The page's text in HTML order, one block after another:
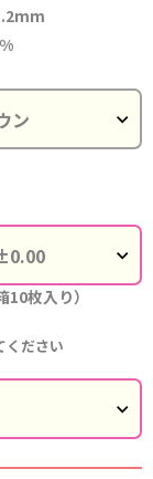
10枚入り）
ください